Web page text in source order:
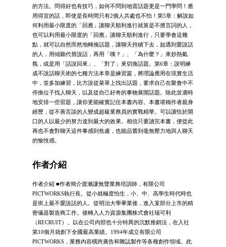
的方法。問得好也有技巧，如何不問到地雷話題更是一門學問！應
用得宜的話，即使是長時間只有2個人共處也不怕！第5章：解說如
何利用最小限度的「回應」讓聊天順利進行就算是不擅言詞的人，
也可以利用最小限度的「回應」讓聊天順利進行，只要學會這幾
點，就可以自然而然地轉換話題，讓聊天持續下去，如遇到愛說話
的人，用傾聽代替說話，再用「咦？」、「為什麼？」來炒熱氣
氛，或是用「話說回來」、「對了」來切換話題。第6章：說明練
成不說話聊天術的七種方法本章是練習篇，將理論應用在現實生活
中，並多加練習，比方說從菜單上找出話題，要求自己在聚會中不
停換位子找人聊天，以及從自己好奇的事物展開話題。除此並適時
地安排一些習題，讓你更能確實記住本書內容。本書堪稱作者親身
經歷，從不善言談的人變成超級業務員的實戰精華。可以讓怯於開
口的人以最少的努力達到最大的效果。相信只要讀完本書，便從此
再也不會對聊天這件事感到焦慮，也能品嘗到毫無壓力地與人聊天
的愉悅感。
作者介紹
作者介紹 ■作者簡介渡瀨謙無聲業務培訓師，有限公司
PICTWORKS執行長。從小就極度怕生，小、中、高學生時代時也
是班上最不愛說話的人。從明治大學畢業後，進入某部分上市的精
密儀器製造商工作。後轉入人力資源集團株式會社瑞可利
（RECRUIT）。以在公司內部也十分特異的沉默推銷法，在入社
第10個月就創下全國最高業績。1994年成立有限公司
PICTWORKS，業務內容橫跨廣告和雜誌製作等各種創作領域。此